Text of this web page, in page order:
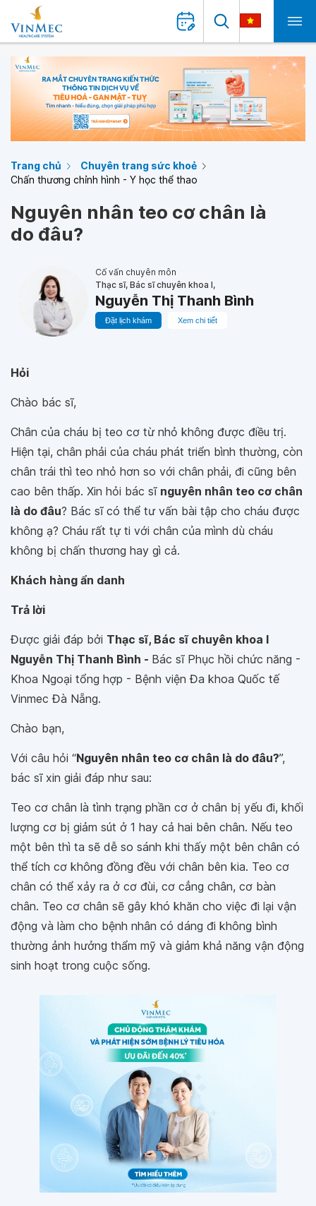
Trang chủ
Chuyên trang sức khoẻ
Chấn thương chỉnh hình - Y học thể thao
Nguyên nhân teo cơ chân là
do đâu?
Cố vấn chuyên môn
Thạc sĩ, Bác sĩ chuyên khoa I,
Nguyễn Thị Thanh Bình
Đặt lịch khám Xem chi tiết
Hỏi
Chào bác sĩ,
Chân của cháu bị teo cơ từ nhỏ không được điều trị.
Hiện tại, chân phải của cháu phát triển bình thường, còn
chân trái thì teo nhỏ hơn so với chân phải, đi cũng bên
cao bên thấp. Xin hỏi bác sĩ nguyên nhân teo cơ chân
là do đâu? Bác sĩ có thể tư vấn bài tập cho cháu được
không ạ? Cháu rất tự ti với chân của mình dù cháu
không bị chấn thương hay gì cả.
Khách hàng ẩn danh
Trả lời
Được giải đáp bởi Thạc sĩ, Bác sĩ chuyên khoa I
Nguyễn Thị Thanh Bình - Bác sĩ Phục hồi chức năng -
Khoa Ngoại tổng hợp - Bệnh viện Đa khoa Quốc tế
Vinmec Đà Nẵng.
Chào bạn,
Với câu hỏi “Nguyên nhân teo cơ chân là do đâu?”,
bác sĩ xin giải đáp như sau:
Teo cơ chân là tình trạng phần cơ ở chân bị yếu đi, khối
lượng cơ bị giảm sút ở 1 hay cả hai bên chân. Nếu teo
một bên thì ta sẽ dễ so sánh khi thấy một bên chân có
thể tích cơ không đồng đều với chân bên kia. Teo cơ
chân có thể xảy ra ở cơ đùi, cơ cẳng chân, cơ bàn
chân. Teo cơ chân sẽ gây khó khăn cho việc đi lại vận
động và làm cho bệnh nhân có dáng đi không bình
thường ảnh hưởng thẩm mỹ và giảm khả năng vận động
sinh hoạt trong cuộc sống.